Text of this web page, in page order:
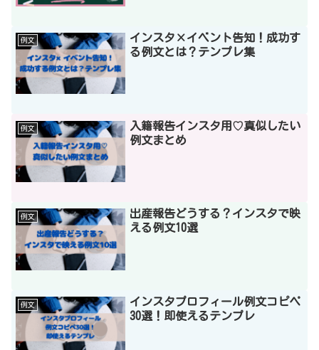
例文
インスタ×イベント告知！成功す
る例文とは？テンプレ集
例文
入籍報告インスタ用♡真似したい
例文まとめ
例文
出産報告どうする？インスタで映
える例文10選
例文
インスタプロフィール例文コピペ
30選！即使えるテンプレ